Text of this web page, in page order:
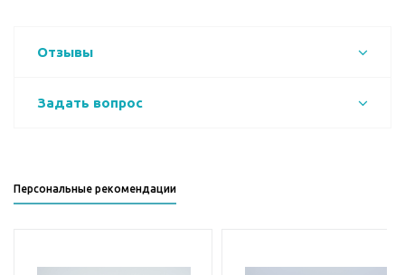
Отзывы
Задать вопрос
Персональные рекомендации